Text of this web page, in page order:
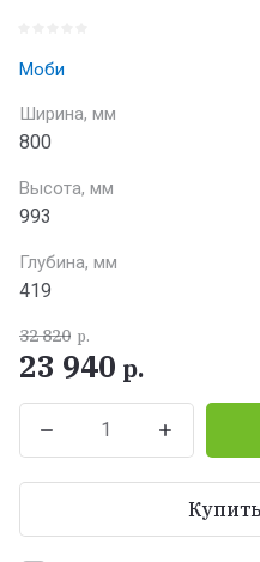
Моби
Ширина, мм
800
Высота, мм
993
Глубина, мм
419
32 820 р.
23 940 р.